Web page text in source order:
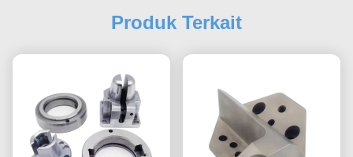
Produk Terkait